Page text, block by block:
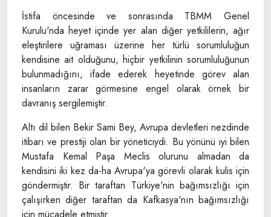
İstifa öncesinde ve sonrasında TBMM Genel
Kurulu'nda heyet içinde yer alan diğer yetkililerin, ağır
eleştirilere uğraması üzerine her türlü sorumluluğun
kendisine ait olduğunu, hiçbir yetkilinin sorumluluğunun
bulunmadığını, ifade ederek heyetinde görev alan
insanların zarar görmesine engel olarak örnek bir
davranış sergilemiştir.
Altı dil bilen Bekir Sami Bey, Avrupa devletleri nezdinde
itibarı ve prestiji olan bir yöneticiydi. Bu yönünü iyi bilen
Mustafa Kemal Paşa Meclis olurunu almadan da
kendisini iki kez da-ha Avrupa'ya görevli olarak kulis için
göndermiştir. Bir taraftan Türkiye'nin bağımsızlığı için
çalışırken diğer taraftan da Kafkasya'nın bağımsızlığı